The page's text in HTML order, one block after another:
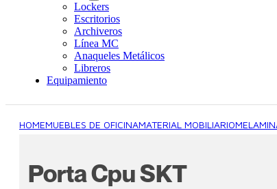
Lockers
Escritorios
Archiveros
Línea MC
Anaqueles Metálicos
Libreros
Equipamiento
HOMEMUEBLES DE OFICINAMATERIAL MOBILIARIO
Porta Cpu SKT